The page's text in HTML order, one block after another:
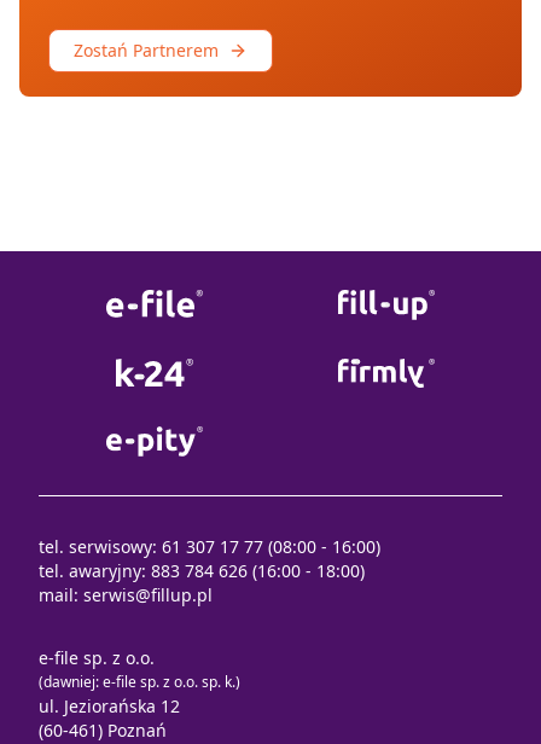
Zostań Partnerem
tel. serwisowy: 61 307 17 77 (08:00 - 16:00)
tel. awaryjny: 883 784 626 (16:00 - 18:00)
mail: serwis@fillup.pl
e-file sp. z o.o.
(dawniej: e-file sp. z o.o. sp. k.)
ul. Jeziorańska 12
(60-461) Poznań